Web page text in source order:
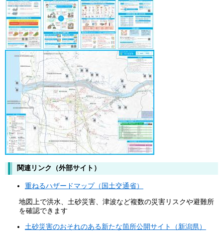
関連リンク（外部サイト）
重ねるハザードマップ（国土交通省）
地図上で洪水、土砂災害、津波など複数の災害リスクや避難所
を確認できます
土砂災害のおそれのある新たな箇所公開サイト（新潟県）